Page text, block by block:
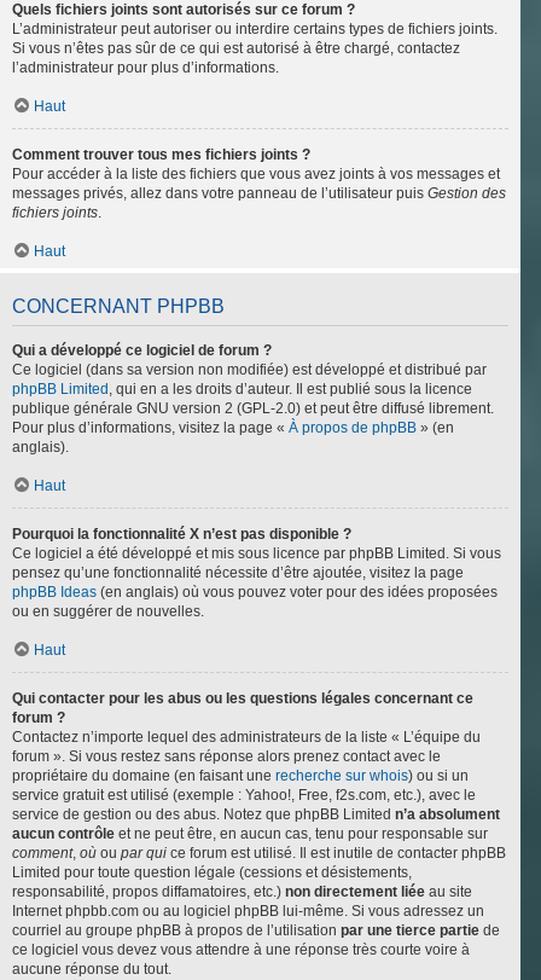
Quels fichiers joints sont autorisés sur ce forum ?
L’administrateur peut autoriser ou interdire certains types de fichiers joints.
Si vous n’êtes pas sûr de ce qui est autorisé à être chargé, contactez
l’administrateur pour plus d’informations.
Haut
Comment trouver tous mes fichiers joints ?
Pour accéder à la liste des fichiers que vous avez joints à vos messages et
messages privés, allez dans votre panneau de l’utilisateur puis Gestion des
fichiers joints.
Haut
CONCERNANT PHPBB
Qui a développé ce logiciel de forum ?
Ce logiciel (dans sa version non modifiée) est développé et distribué par
phpBB Limited , qui en a les droits d’auteur. Il est publié sous la licence
publique générale GNU version 2 (GPL-2.0) et peut être diffusé librement.
Pour plus d’informations, visitez la page « À propos de phpBB » (en
anglais).
Haut
Pourquoi la fonctionnalité X n’est pas disponible ?
Ce logiciel a été développé et mis sous licence par phpBB Limited. Si vous
pensez qu’une fonctionnalité nécessite d’être ajoutée, visitez la page
phpBB Ideas (en anglais) où vous pouvez voter pour des idées proposées
ou en suggérer de nouvelles.
Haut
Qui contacter pour les abus ou les questions légales concernant ce
forum ?
Contactez n’importe lequel des administrateurs de la liste « L’équipe du
forum ». Si vous restez sans réponse alors prenez contact avec le
propriétaire du domaine (en faisant une recherche sur whois) ou si un
service gratuit est utilisé (exemple : Yahoo!, Free, f2s.com, etc.), avec le
service de gestion ou des abus. Notez que phpBB Limited n’a absolument
aucun contrôle et ne peut être, en aucun cas, tenu pour responsable sur
comment, où ou par qui ce forum est utilisé. Il est inutile de contacter phpBB
Limited pour toute question légale (cessions et désistements,
responsabilité, propos diffamatoires, etc.) non directement liée au site
Internet phpbb.com ou au logiciel phpBB lui-même. Si vous adressez un
courriel au groupe phpBB à propos de l’utilisation par une tierce partie de
ce logiciel vous devez vous attendre à une réponse très courte voire à
aucune réponse du tout.